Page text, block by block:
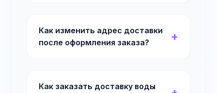
Как изменить адрес доставки
после оформления заказа?
Как заказать доставку воды